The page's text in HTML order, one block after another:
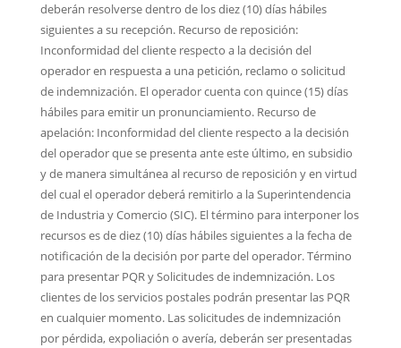
deberán resolverse dentro de los diez (10) días hábiles
siguientes a su recepción. Recurso de reposición:
Inconformidad del cliente respecto a la decisión del
operador en respuesta a una petición, reclamo o solicitud
de indemnización. El operador cuenta con quince (15) días
hábiles para emitir un pronunciamiento. Recurso de
apelación: Inconformidad del cliente respecto a la decisión
del operador que se presenta ante este último, en subsidio
y de manera simultánea al recurso de reposición y en virtud
del cual el operador deberá remitirlo a la Superintendencia
de Industria y Comercio (SIC). El término para interponer los
recursos es de diez (10) días hábiles siguientes a la fecha de
notificación de la decisión por parte del operador. Término
para presentar PQR y Solicitudes de indemnización. Los
clientes de los servicios postales podrán presentar las PQR
en cualquier momento. Las solicitudes de indemnización
por pérdida, expoliación o avería, deberán ser presentadas